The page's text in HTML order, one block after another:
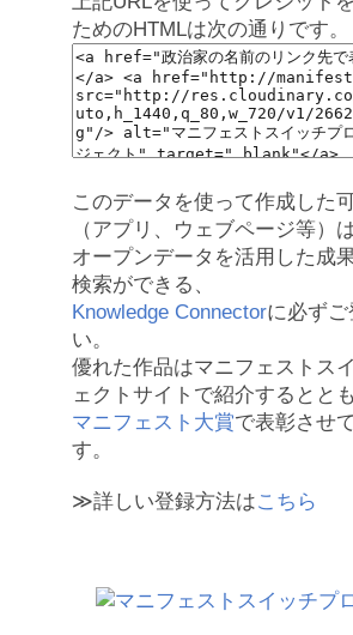
ためのHTMLは次の通りです。
このデータを使って作成した
（アプリ、ウェブページ等）は
オープンデータを活用した成
検索ができる、
Knowledge Connectorに必ずご
い。
優れた作品はマニフェストス
ェクトサイトで紹介するととも
マニフェスト大賞で表彰させ
す。
≫詳しい登録方法はこちら